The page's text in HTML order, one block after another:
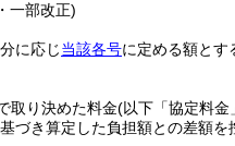
一部改正)
に応じ当該各号に定める額とす
取り決めた料金(以下「協定料金
づき算定した負担額との差額を